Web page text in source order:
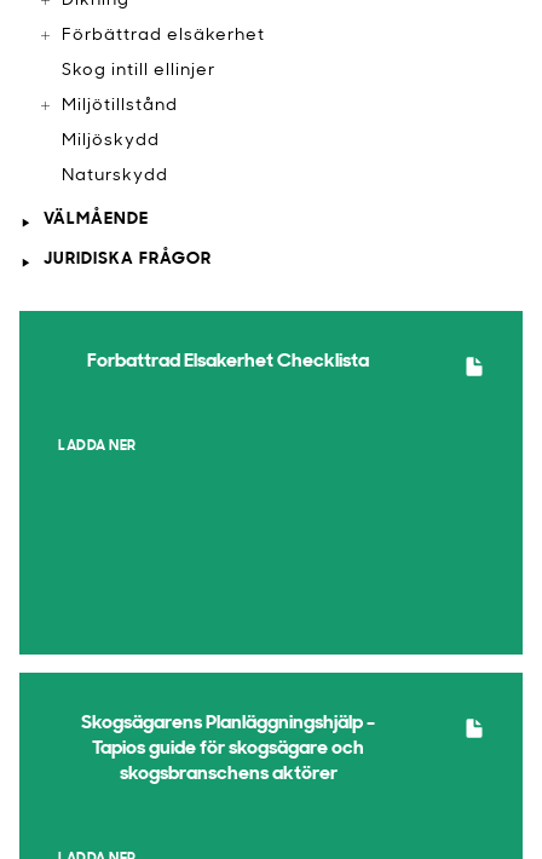
Förbättrad elsäkerhet
Skog intill ellinjer
Miljötillstånd
Miljöskydd
Naturskydd
VÄLMÅENDE
JURIDISKA FRÅGOR
Forbattrad Elsakerhet Checklista
LADDA NER
Skogsägarens Planläggningshjälp -
Tapios guide för skogsägare och
skogsbranschens aktörer